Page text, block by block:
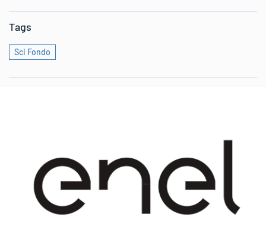
Tags
Sci Fondo